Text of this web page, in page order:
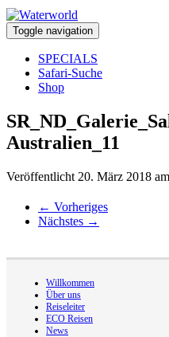
Toggle navigation
SPECIALS
Safari-Suche
Shop
Australien_11
Veröffentlicht 20. März 2018 am
← Vorheriges
Nächstes →
Willkommen
Über uns
Reiseleiter
ECO Reisen
News